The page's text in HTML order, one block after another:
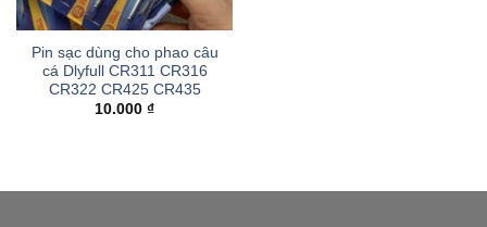
Pin sạc dùng cho phao câu
cá Dlyfull CR311 CR316
CR322 CR425 CR435
10.000 ₫